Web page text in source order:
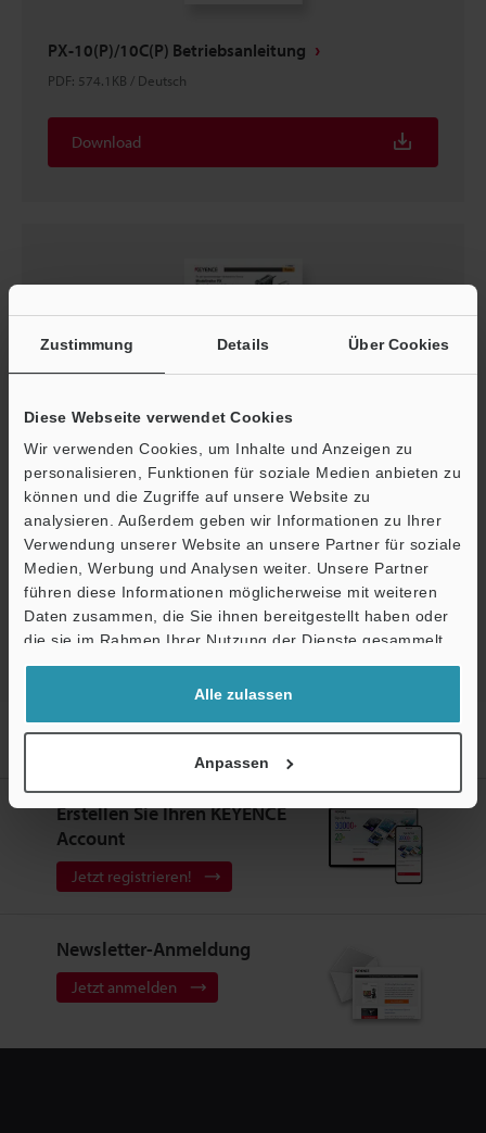
Zustimmung Details Über Cookies
Diese Webseite verwendet Cookies
Wir verwenden Cookies, um Inhalte und Anzeigen zu
personalisieren, Funktionen für soziale Medien anbieten zu
können und die Zugriffe auf unsere Website zu
analysieren. Außerdem geben wir Informationen zu Ihrer
Verwendung unserer Website an unsere Partner für soziale
Medien, Werbung und Analysen weiter. Unsere Partner
führen diese Informationen möglicherweise mit weiteren
Daten zusammen, die Sie ihnen bereitgestellt haben oder
die sie im Rahmen Ihrer Nutzung der Dienste gesammelt
haben.
Alle zulassen
Anpassen
PX-10(P)/10C(P) Betriebsanleitung
PDF: 574.1KB / Deutsch
Download
Modellreihe PX Einrichtungsleitfaden
PDF: 1.2MB /Deutsch
Download
Startseite Produkte Sensoren
Optische Sensoren
Erstellen Sie Ihren KEYENCE
Account
Jetzt registrieren!
Newsletter-Anmeldung
Jetzt anmelden
Support